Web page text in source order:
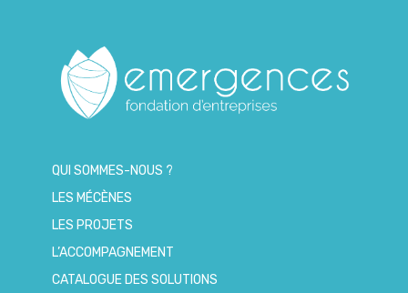
QUI SOMMES-NOUS ?
LES MÉCÈNES
LES PROJETS
L’ACCOMPAGNEMENT
CATALOGUE DES SOLUTIONS